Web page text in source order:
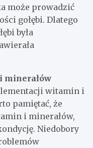
może prowadzić
gołębi. Dlatego
była
minerałów
witamin i
pamiętać, że
i minerałów,
Niedobory